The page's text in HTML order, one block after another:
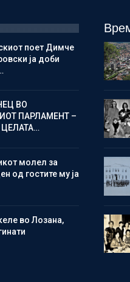
поет Димче
ја доби
ВО
ПАРЛАМЕНТ –
молел за
од гостите му ја
во Лозана,